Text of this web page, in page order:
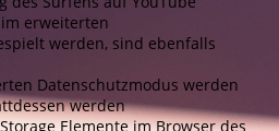
erweiterten
werden, sind ebenfalls
Datenschutzmodus werden
werden
Elemente im Browser des